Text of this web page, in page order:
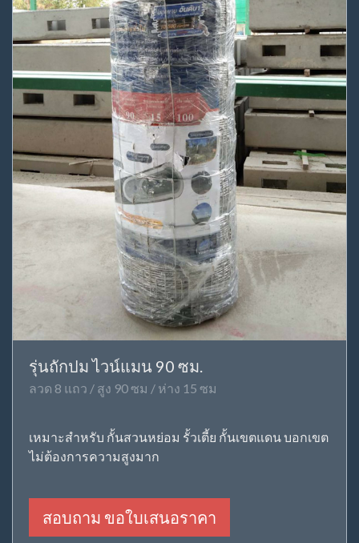
รุ่นถักปม ไวน์แมน 90 ซม.
ลวด 8 แถว / สูง 90 ซม / ห่าง 15 ซม
เหมาะสำหรับ กั้นสวนหย่อม รั้วเตี้ย กั้นเขตแดน บอกเขต
ไม่ต้องการความสูงมาก
สอบถาม ขอใบเสนอราคา